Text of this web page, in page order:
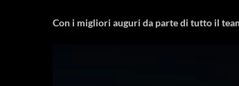
Con i migliori auguri da parte di tutto il